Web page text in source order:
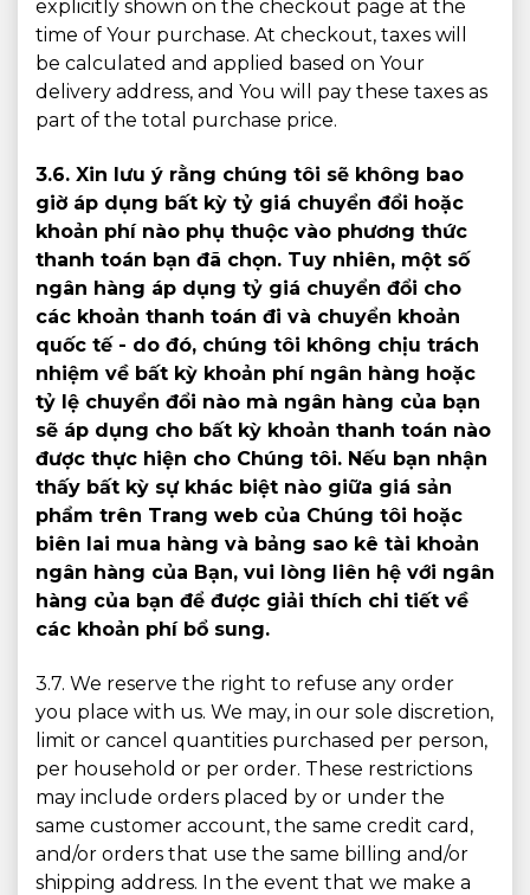
explicitly shown on the checkout page at the
time of Your purchase. At checkout, taxes will
be calculated and applied based on Your
delivery address, and You will pay these taxes as
part of the total purchase price.
3.6. Xin lưu ý rằng chúng tôi sẽ không bao
giờ áp dụng bất kỳ tỷ giá chuyển đổi hoặc
khoản phí nào phụ thuộc vào phương thức
thanh toán bạn đã chọn. Tuy nhiên, một số
ngân hàng áp dụng tỷ giá chuyển đổi cho
các khoản thanh toán đi và chuyển khoản
quốc tế - do đó, chúng tôi không chịu trách
nhiệm về bất kỳ khoản phí ngân hàng hoặc
tỷ lệ chuyển đổi nào mà ngân hàng của bạn
sẽ áp dụng cho bất kỳ khoản thanh toán nào
được thực hiện cho Chúng tôi. Nếu bạn nhận
thấy bất kỳ sự khác biệt nào giữa giá sản
phẩm trên Trang web của Chúng tôi hoặc
biên lai mua hàng và bảng sao kê tài khoản
ngân hàng của Bạn, vui lòng liên hệ với ngân
hàng của bạn để được giải thích chi tiết về
các khoản phí bổ sung.
3.7. We reserve the right to refuse any order
you place with us. We may, in our sole discretion,
limit or cancel quantities purchased per person,
per household or per order. These restrictions
may include orders placed by or under the
same customer account, the same credit card,
and/or orders that use the same billing and/or
shipping address. In the event that we make a